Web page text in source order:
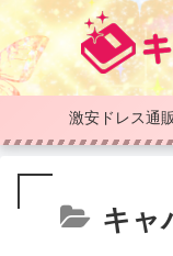
激安ドレス通販
キャ